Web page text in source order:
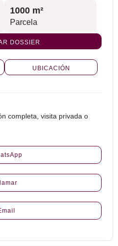
1000 m²
Parcela
DOSSIER
UBICACIÓN
completa, visita privada o